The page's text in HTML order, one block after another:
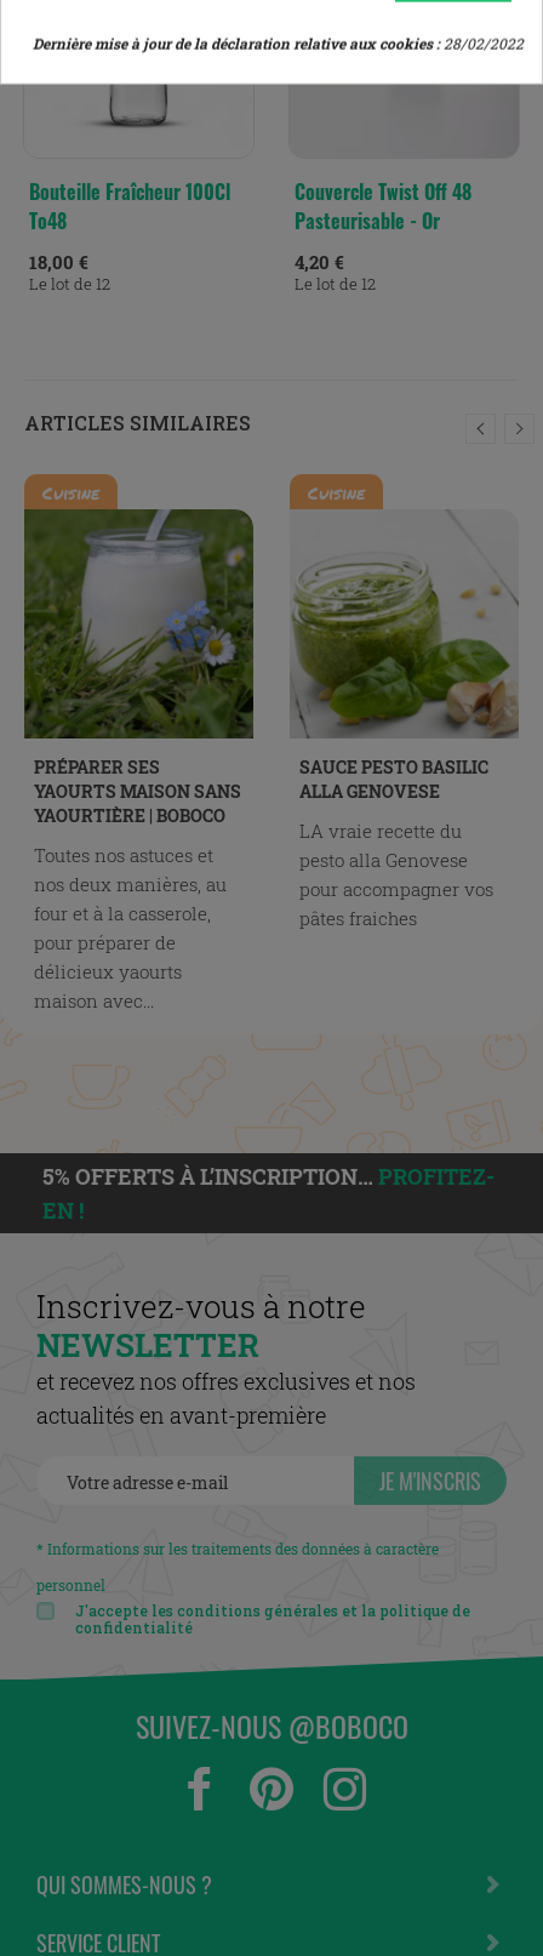
Bouteille Fraîcheur 100Cl
To48
18,00 €
Le lot de 12
Couvercle Twist Off 48
Pasteurisable - Or
4,20 €
Le lot de 12
ARTICLES SIMILAIRES
PRÉPARER SES
YAOURTS MAISON SANS
YAOURTIÈRE | BOBOCO
Cuisine
Toutes nos astuces et
nos deux manières, au
four et à la casserole,
pour préparer de
délicieux yaourts
maison avec...
SAUCE PESTO BASILIC
ALLA GENOVESE
Cuisine
LA vraie recette du
pesto alla Genovese
pour accompagner vos
pâtes fraiches
5% OFFERTS À L’INSCRIPTION… PROFITEZ-
EN !
Inscrivez-vous à notre
NEWSLETTER
et recevez nos offres exclusives et nos
actualités en avant-première
JE M'INSCRIS
* Informations sur les traitements des données à caractère
personnel
J'accepte les conditions générales et la politique de
confidentialité
QUI SOMMES-NOUS ?
SERVICE CLIENT
SUIVEZ-NOUS @BOBOCO
Dernière mise à jour de la déclaration relative aux cookies :28/02/2022